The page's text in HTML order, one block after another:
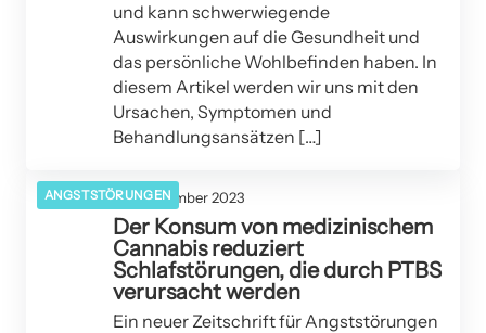
und kann schwerwiegende
Auswirkungen auf die Gesundheit und
das persönliche Wohlbefinden haben. In
diesem Artikel werden wir uns mit den
Ursachen, Symptomen und
Behandlungsansätzen […]
ANGSTSTÖRUNGEN20. September 2023
Der Konsum von medizinischem
Cannabis reduziert
Schlafstörungen, die durch PTBS
verursacht werden
Ein neuer Zeitschrift für Angststörungen